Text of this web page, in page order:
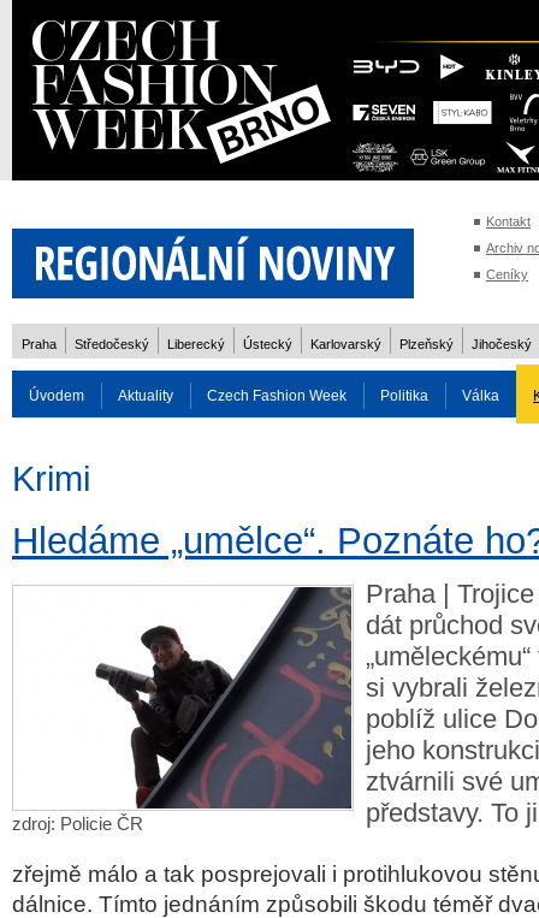
Kontakt
Archiv
Ceníky
Praha Středočeský Liberecký Ústecký Karlovarský Plzeňský Jihočeský
Úvodem Aktuality Czech Fashion Week Politika Válka
Rozhovory
Krimi
Hledáme „umělce“. Poznáte
zdroj: Policie ČR
Praha |
dát průchod
si vybrali
poblíž ulice
jeho
ztvárnili své
představy. To
zřejmě málo a tak posprejovali i protihlukovou
dálnice. Tímto jednáním způsobili škodu téměř